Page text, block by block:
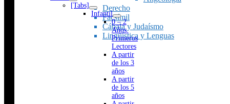
Derecho
Facsímil
Cábala y Judaísmo
Lingüística y Lenguas
[Tabs]
Infantil
0 – 2
Años.
Primeros
Lectores
A partir
de los 3
años
A partir
de los 5
años